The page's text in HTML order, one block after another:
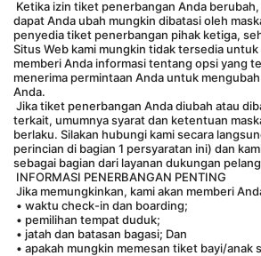
dapat Anda ubah mungkin dibatasi oleh
penyedia tiket penerbangan pihak ketiga,
Situs Web kami mungkin tidak tersedia untuk
memberi Anda informasi tentang opsi yang
menerima permintaan Anda untuk
Anda.
terkait, umumnya syarat dan ketentuan
berlaku. Silakan hubungi kami secara
perincian di bagian 1 persyaratan ini) dan
sebagai bagian dari layanan dukungan
INFORMASI PENERBANGAN PENTING
Jika memungkinkan, kami akan memberi
• waktu check-in dan boarding;
• pemilihan tempat duduk;
• jatah dan batasan bagasi; Dan
• apakah mungkin memesan tiket bayi/anak